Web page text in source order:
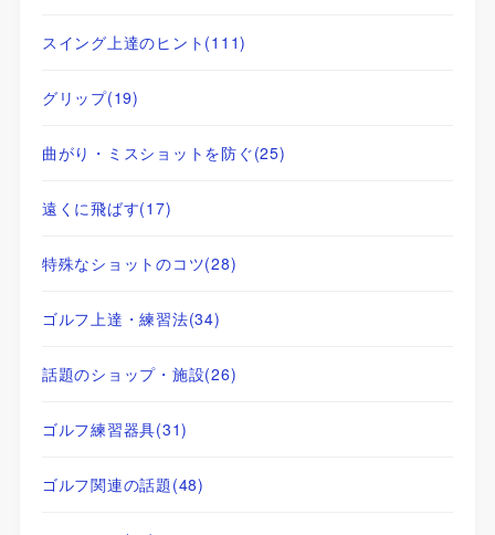
スイング上達のヒント (111)
グリップ(19)
曲がり・ミスショットを防ぐ(25)
遠くに飛ばす(17)
特殊なショットのコツ(28)
ゴルフ上達・練習法(34)
話題のショップ・施設(26)
ゴルフ練習器具(31)
ゴルフ関連の話題(48)